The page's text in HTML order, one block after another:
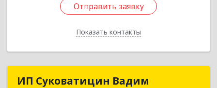
Отправить заявку
Показать контакты
Отправить заявку
Назад
ИП Суковатицин Вадим
ИП Суковатицин Вадим